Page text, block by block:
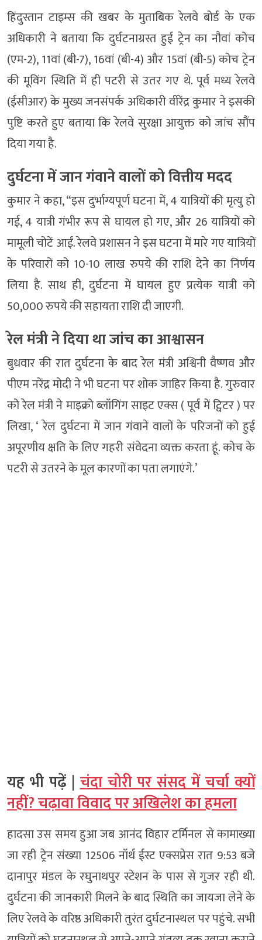
हिंदुस्तान टाइम्स की खबर के मुताबिक रेलवे बोर्ड के एक
अधिकारी ने बताया कि दुर्घटनाग्रस्त हुई ट्रेन का नौवां कोच
(एम-2), 11वां (बी-7), 16वां (बी-4) और 15वां (बी-5) कोच ट्रेन
की मूविंग स्थिति में ही पटरी से उतर गए थे. पूर्व मध्य रेलवे
(ईसीआर) के मुख्य जनसंपर्क अधिकारी वीरेंद्र कुमार ने इसकी
पुष्टि करते हुए बताया कि रेलवे सुरक्षा आयुक्त को जांच सौंप
दिया गया है.
दुर्घटना में जान गंवाने वालों को वित्तीय मदद
कुमार ने कहा, “इस दुर्भाग्यपूर्ण घटना में, 4 यात्रियों की मृत्यु हो
गई, 4 यात्री गंभीर रूप से घायल हो गए, और 26 यात्रियों को
मामूली चोटें आईं. रेलवे प्रशासन ने इस घटना में मारे गए यात्रियों
के परिवारों को 10-10 लाख रुपये की राशि देने का निर्णय
लिया है. साथ ही, दुर्घटना में घायल हुए प्रत्येक यात्री को
50,000 रुपये की सहायता राशि दी जाएगी.
रेल मंत्री ने दिया था जांच का आश्वासन
बुधवार की रात दुर्घटना के बाद रेल मंत्री अश्विनी वैष्णव और
पीएम नरेंद्र मोदी ने भी घटना पर शोक जाहिर किया है. गुरुवार
को रेल मंत्री ने माइक्रो ब्लॉगिंग साइट एक्स ( पूर्व में ट्विटर ) पर
लिखा, ‘ रेल दुर्घटना में जान गंवाने वालों के परिजनों को हुई
अपूरणीय क्षति के लिए गहरी संवेदना व्यक्त करता हूं. कोच के
पटरी से उतरने के मूल कारणों का पता लगाएंगे.’
यह भी पढ़ें |चंदा चोरी पर संसद में चर्चा क्यों
नहीं? चढ़ावा विवाद पर अखिलेश का हमला
हादसा उस समय हुआ जब आनंद विहार टर्मिनल से कामाख्या
जा रही ट्रेन संख्या 12506 नॉर्थ ईस्ट एक्सप्रेस रात 9:53 बजे
दानापुर मंडल के रघुनाथपुर स्टेशन के पास से गुजर रही थी.
दुर्घटना की जानकारी मिलने के बाद स्थिति का जायजा लेने के
लिए रेलवे के वरिष्ठ अधिकारी तुरंत दुर्घटनास्थल पर पहुंचे. सभी